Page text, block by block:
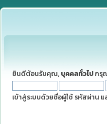
ยินดีต้อนรับคุณ, บุคคลทั่วไปกรุ
เข้าสู่ระบบด้วยชื่อผู้ใช้ รหัสผ่าน แล